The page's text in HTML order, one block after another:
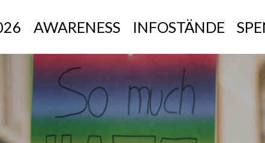
AWARENESS INFOSTÄNDE